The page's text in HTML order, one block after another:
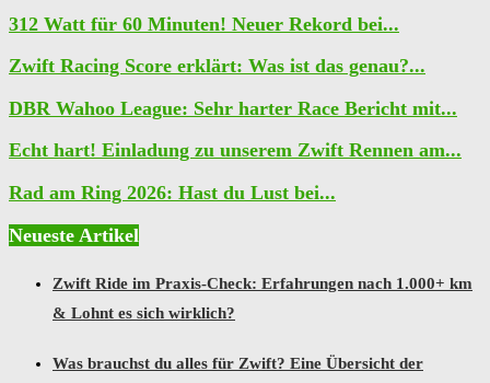
312 Watt für 60 Minuten! Neuer Rekord bei...
Zwift Racing Score erklärt: Was ist das genau?...
DBR Wahoo League: Sehr harter Race Bericht mit...
Echt hart! Einladung zu unserem Zwift Rennen am...
Rad am Ring 2026: Hast du Lust bei...
Neueste Artikel
Zwift Ride im Praxis-Check: Erfahrungen nach 1.000+ km
& Lohnt es sich wirklich?
Was brauchst du alles für Zwift? Eine Übersicht der